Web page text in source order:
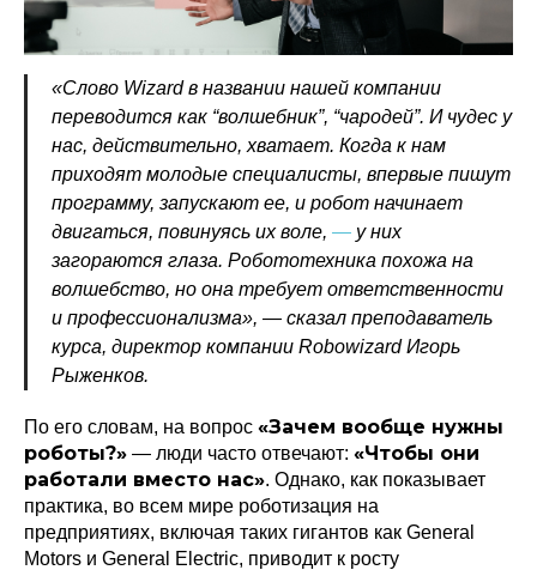
«Слово Wizard в названии нашей компании
переводится как “волшебник”, “чародей”. И чудес у
нас, действительно, хватает. Когда к нам
приходят молодые специалисты, впервые пишут
программу, запускают ее, и робот начинает
двигаться, повинуясь их воле, — у них
загораются глаза. Робототехника похожа на
волшебство, но она требует ответственности
и профессионализма», — сказал преподаватель
курса, директор компании Robowizard Игорь
Рыженков.
По его словам, на вопрос «Зачем вообще нужны
роботы?» — люди часто отвечают: «Чтобы они
работали вместо нас». Однако, как показывает
практика, во всем мире роботизация на
предприятиях, включая таких гигантов как General
Motors и General Electric, приводит к росту